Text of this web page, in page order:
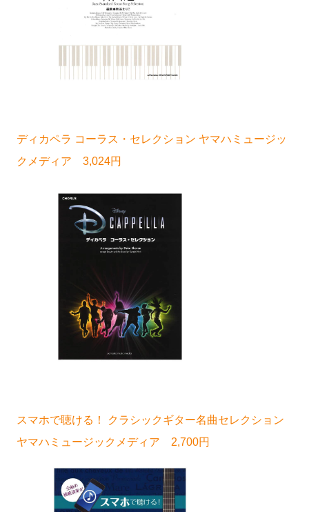
ディカペラ コーラス・セレクション ヤマハミュージッ
クメディア 3,024円
スマホで聴ける！ クラシックギター名曲セレクション
ヤマハミュージックメディア 2,700円